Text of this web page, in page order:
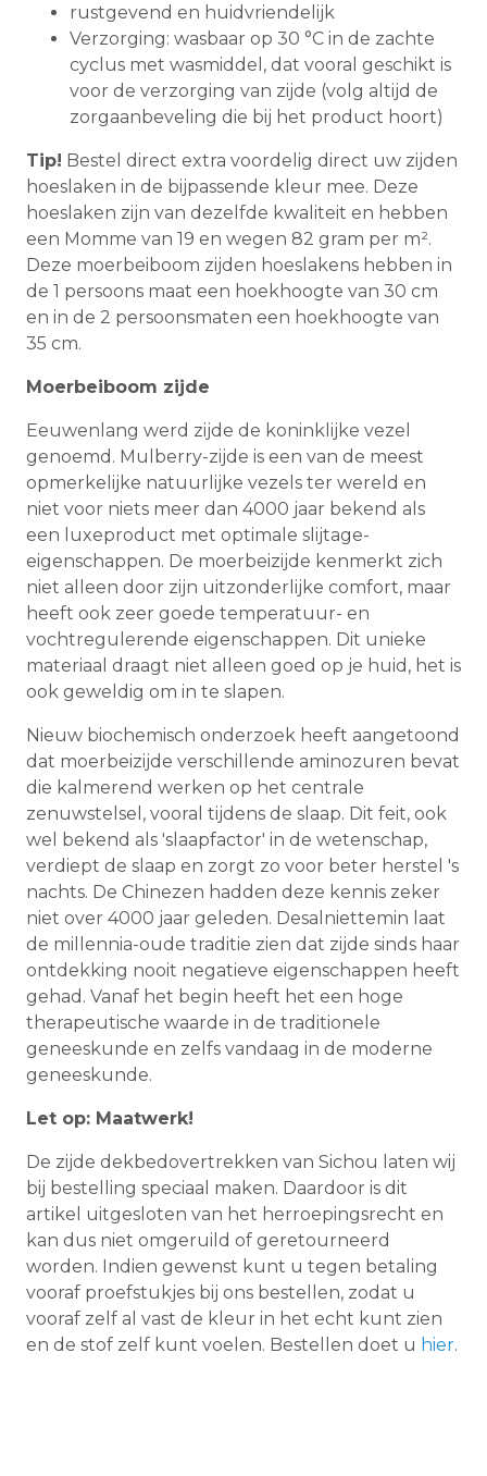
rustgevend en huidvriendelijk
Verzorging: wasbaar op 30 °C in de zachte
cyclus met wasmiddel, dat vooral geschikt is
voor de verzorging van zijde (volg altijd de
zorgaanbeveling die bij het product hoort)
Tip! Bestel direct extra voordelig direct uw zijden
hoeslaken in de bijpassende kleur mee. Deze
hoeslaken zijn van dezelfde kwaliteit en hebben
een Momme van 19 en wegen 82 gram per m².
Deze moerbeiboom zijden hoeslakens hebben in
de 1 persoons maat een hoekhoogte van 30 cm
en in de 2 persoonsmaten een hoekhoogte van
35 cm.
Moerbeiboom zijde
Eeuwenlang werd zijde de koninklijke vezel
genoemd. Mulberry-zijde is een van de meest
opmerkelijke natuurlijke vezels ter wereld en
niet voor niets meer dan 4000 jaar bekend als
een luxeproduct met optimale slijtage-
eigenschappen. De moerbeizijde kenmerkt zich
niet alleen door zijn uitzonderlijke comfort, maar
heeft ook zeer goede temperatuur- en
vochtregulerende eigenschappen. Dit unieke
materiaal draagt ​​niet alleen goed op je huid, het is
ook geweldig om in te slapen.
Nieuw biochemisch onderzoek heeft aangetoond
dat moerbeizijde verschillende aminozuren bevat
die kalmerend werken op het centrale
zenuwstelsel, vooral tijdens de slaap. Dit feit, ook
wel bekend als 'slaapfactor' in de wetenschap,
verdiept de slaap en zorgt zo voor beter herstel 's
nachts. De Chinezen hadden deze kennis zeker
niet over 4000 jaar geleden. Desalniettemin laat
de millennia-oude traditie zien dat zijde sinds haar
ontdekking nooit negatieve eigenschappen heeft
gehad. Vanaf het begin heeft het een hoge
therapeutische waarde in de traditionele
geneeskunde en zelfs vandaag in de moderne
geneeskunde.
Let op: Maatwerk!
De zijde dekbedovertrekken van Sichou laten wij
bij bestelling speciaal maken. Daardoor is dit
artikel uitgesloten van het herroepingsrecht en
kan dus niet omgeruild of geretourneerd
worden. Indien gewenst kunt u tegen betaling
vooraf proefstukjes bij ons bestellen, zodat u
vooraf zelf al vast de kleur in het echt kunt zien
en de stof zelf kunt voelen. Bestellen doet u hier.